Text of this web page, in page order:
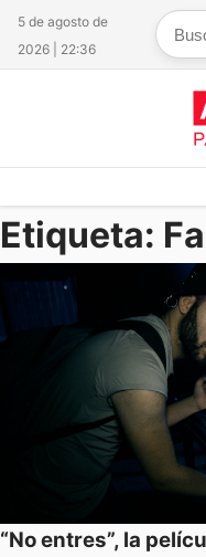
5 de agosto de
2026 | 22:36
Etiqueta:
“No entres”, la